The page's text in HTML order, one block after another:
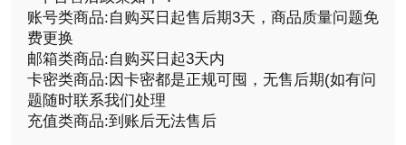
账号类商品:自购买日起售后期3天，商品质量问题免
费更换
邮箱类商品:自购买日起3天内
卡密类商品:因卡密都是正规可囤，无售后期(如有问
题随时联系我们处理
充值类商品:到账后无法售后